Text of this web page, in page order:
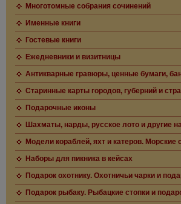
Многотомные собрания сочинений
Именные книги
Гостевые книги
Ежедневники и визитницы
Антикварные гравюры, ценные бумаги,
Старинные карты городов, губерний и
Подарочные иконы
Шахматы, нарды, русское лото и другие
Модели кораблей, яхт и катеров. Морские
Наборы для пикника в кейсах
Подарок охотнику. Охотничьи чарки и
Подарок рыбаку. Рыбацкие стопки и